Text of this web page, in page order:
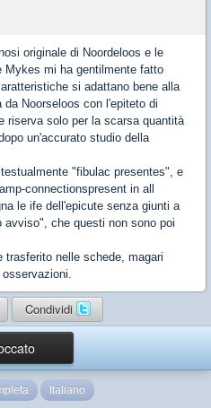
originale di Noordeloos e le
mi ha gentilmente fatto
si adattano bene alla
Noorseloos con l'epiteto di
riserva solo per la scarsa quantità
un'accurato studio della
"fibulac presentes", e
connectionspresent in all
le ife dell'epicute senza giunti a
che questi non sono poi
nelle schede, magari
Condividi
Italiano